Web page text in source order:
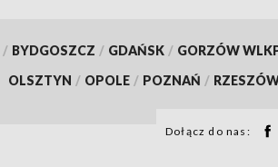
/ BYDGOSZCZ / GDAŃSK / GORZÓW
OLSZTYN / OPOLE / POZNAŃ /
Dołącz do nas: